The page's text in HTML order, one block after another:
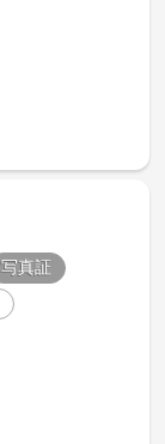
写真証